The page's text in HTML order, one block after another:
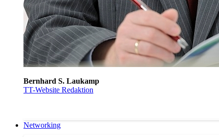
Bernhard S. Laukamp
TT-Website Redaktion
Networking